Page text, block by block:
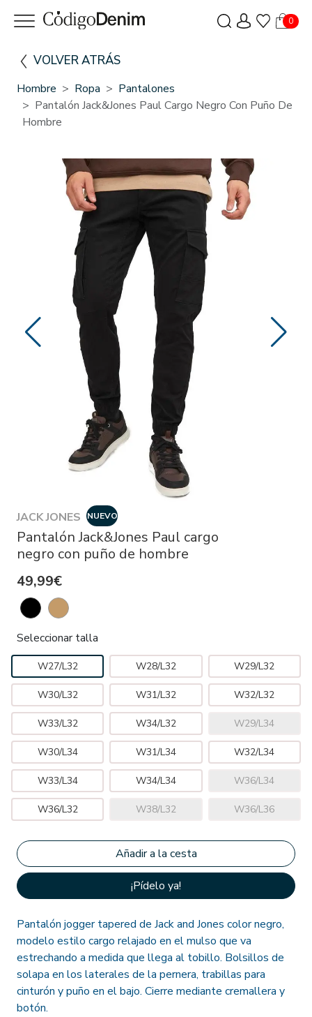
0
VOLVER ATRÁS
Hombre Ropa
Pantalones
Pantalón Jack&Jones Paul Cargo Negro Con Puño De
Hombre
JACK JONES NUEVO
Pantalón Jack&Jones Paul cargo
negro con puño de hombre
49,99€
Seleccionar talla
W27/L32 W28/L32 W29/L32
W30/L32 W31/L32 W32/L32
W33/L32 W34/L32 W29/L34
W30/L34 W31/L34 W32/L34
W33/L34 W34/L34 W36/L34
W36/L32 W38/L32 W36/L36
¡Pídelo ya!
Pantalón jogger tapered de Jack and Jones color negro,
modelo estilo cargo relajado en el mulso que va
estrechando a medida que llega al tobillo. Bolsillos de
solapa en los laterales de la pernera, trabillas para
cinturón y puño en el bajo. Cierre mediante cremallera y
botón.